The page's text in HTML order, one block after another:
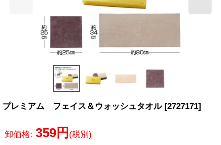
プレミアム フェイス＆ウォッシュタオル [2727171]
卸価格: 359円 (税別)